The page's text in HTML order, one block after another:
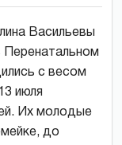
Васильевы
Перенатальном
с весом
июля
Их молодые
до